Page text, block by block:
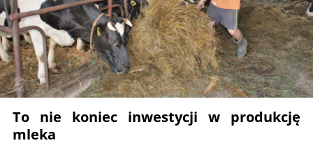
To nie koniec inwestycji w produkcję
mleka